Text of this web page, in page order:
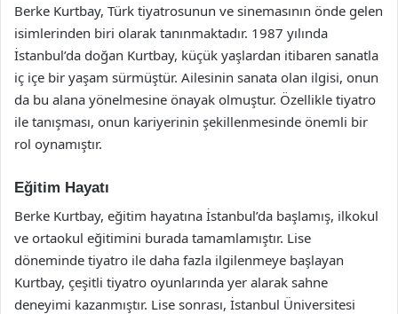
Berke Kurtbay, Türk tiyatrosunun ve sinemasının önde gelen
isimlerinden biri olarak tanınmaktadır. 1987 yılında
İstanbul’da doğan Kurtbay, küçük yaşlardan itibaren sanatla
iç içe bir yaşam sürmüştür. Ailesinin sanata olan ilgisi, onun
da bu alana yönelmesine önayak olmuştur. Özellikle tiyatro
ile tanışması, onun kariyerinin şekillenmesinde önemli bir
rol oynamıştır.
Eğitim Hayatı
Berke Kurtbay, eğitim hayatına İstanbul’da başlamış, ilkokul
ve ortaokul eğitimini burada tamamlamıştır. Lise
döneminde tiyatro ile daha fazla ilgilenmeye başlayan
Kurtbay, çeşitli tiyatro oyunlarında yer alarak sahne
deneyimi kazanmıştır. Lise sonrası, İstanbul Üniversitesi